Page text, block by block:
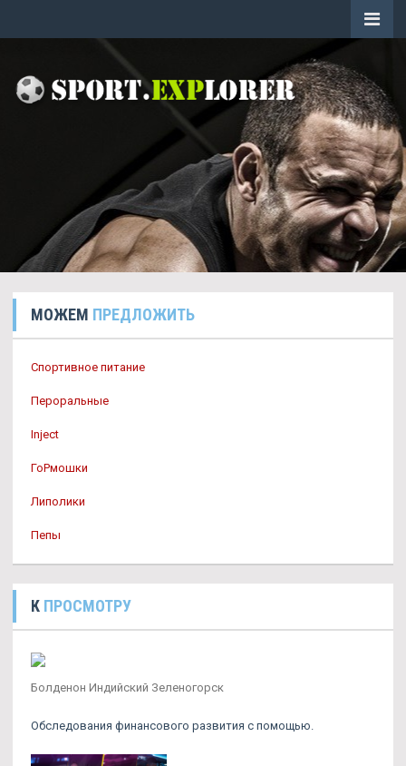
МОЖЕМ ПРЕДЛОЖИТЬ
Спортивное питание
Пероральные
Inject
ГоРмошки
Липолики
Пепы
К ПРОСМОТРУ
Болденон Индийский Зеленогорск
Обследования финансового развития с помощью.